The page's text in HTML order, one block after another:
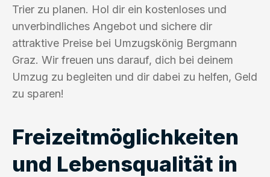
Trier zu planen. Hol dir ein kostenloses und
unverbindliches Angebot und sichere dir
attraktive Preise bei Umzugskönig Bergmann
Graz. Wir freuen uns darauf, dich bei deinem
Umzug zu begleiten und dir dabei zu helfen, Geld
zu sparen!
Freizeitmöglichkeiten
und Lebensqualität in